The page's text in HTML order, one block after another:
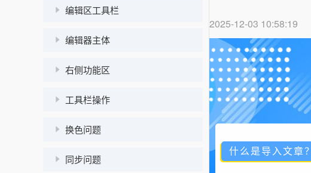
编辑区工具栏
编辑器主体
右侧功能区
工具栏操作
换色问题
同步问题
2025-12-03 10:58:19
什么是导入文章？